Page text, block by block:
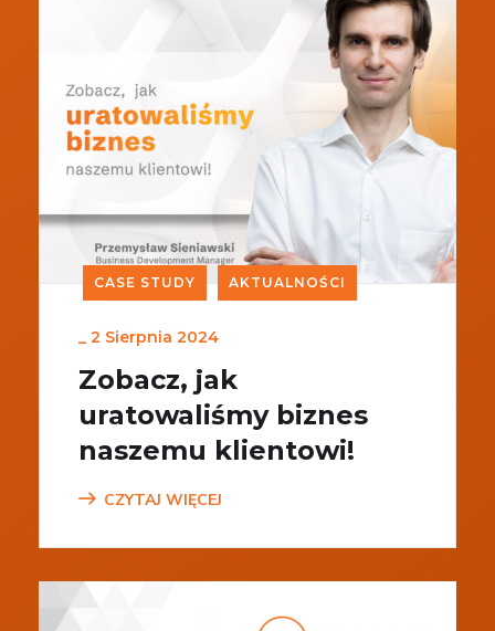
CASE STUDY AKTUALNOŚCI
_ 2 Sierpnia 2024
Zobacz, jak
uratowaliśmy biznes
naszemu klientowi!
CZYTAJ WIĘCEJ